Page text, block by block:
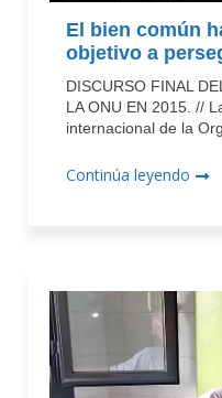
El bien común
objetivo a
DISCURSO FINAL
LA ONU EN 2015. //
internacional de la
Continúa leyendo